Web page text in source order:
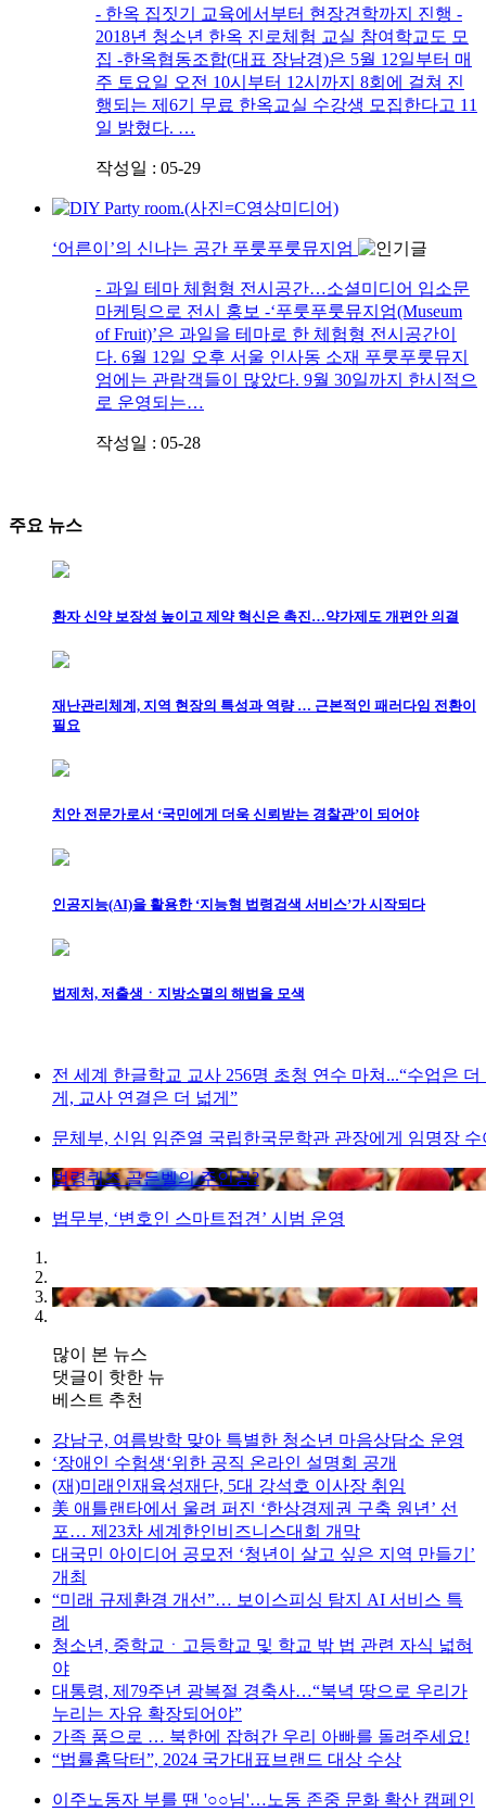
- 한옥 집짓기 교육에서부터 현장견학까지 진행 -
2018년 청소년 한옥 진로체험 교실 참여학교도 모
집 -한옥협동조합(대표 장남경)은 5월 12일부터 매
주 토요일 오전 10시부터 12시까지 8회에 걸쳐 진
행되는 제6기 무료 한옥교실 수강생 모집한다고 11
일 밝혔다. …
작성일 : 05-29
‘어른이’의 신나는 공간 푸룻푸룻뮤지엄
- 과일 테마 체험형 전시공간…소셜미디어 입소문
마케팅으로 전시 홍보 -‘푸룻푸룻뮤지엄(Museum
of Fruit)’은 과일을 테마로 한 체험형 전시공간이
다. 6월 12일 오후 서울 인사동 소재 푸룻푸룻뮤지
엄에는 관람객들이 많았다. 9월 30일까지 한시적으
로 운영되는…
작성일 : 05-28
주요 뉴스
환자 신약 보장성 높이고 제약 혁신은 촉진…약가제도 개편안 의결
재난관리체계, 지역 현장의 특성과 역량 … 근본적인 패러다임 전환이
필요
치안 전문가로서 ‘국민에게 더욱 신뢰받는 경찰관’이 되어야
인공지능(AI)을 활용한 ‘지능형 법령검색 서비스’가 시작되다
법제처, 저출생ㆍ지방소멸의 해법을 모색
전 세계 한글학교 교사 256명 초청 연수 마쳐...“수업은 더
게, 교사 연결은 더 넓게”
문체부, 신임 임준열 국립한국문학관 관장에게 임명장 수
법령퀴즈 골든벨의 주인공?
법무부, ‘변호인 스마트접견’ 시범 운영
많이 본 뉴스
댓글이 핫한 뉴
베스트 추천
강남구, 여름방학 맞아 특별한 청소년 마음상담소 운영
‘장애인 수험생‘위한 공직 온라인 설명회 공개
(재)미래인재육성재단, 5대 강석호 이사장 취임
美 애틀랜타에서 울려 퍼진 ‘한상경제권 구축 원년’ 선
포… 제23차 세계한인비즈니스대회 개막
대국민 아이디어 공모전 ‘청년이 살고 싶은 지역 만들기’
개최
“미래 규제환경 개선”… 보이스피싱 탐지 AI 서비스 특
례
청소년, 중학교ㆍ고등학교 및 학교 밖 법 관련 자식 넓혀
야
대통령, 제79주년 광복절 경축사…“북녁 땅으로 우리가
누리는 자유 확장되어야”
가족 품으로 … 북한에 잡혀간 우리 아빠를 돌려주세요!
“법률홈닥터”, 2024 국가대표브랜드 대상 수상
이주노동자 부를 땐 '○○님'…노동 존중 문화 확산 캠페인